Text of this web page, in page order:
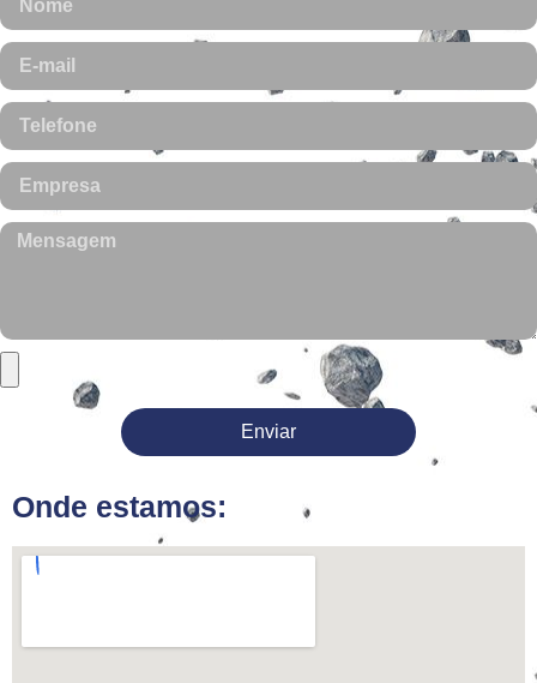
Enviar
Onde estamos: